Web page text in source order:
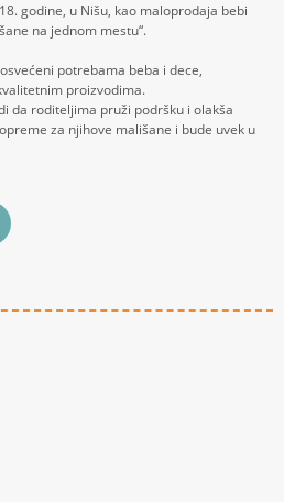
godine, u Nišu, kao maloprodaja bebi
na jednom mestu“.
potrebama beba i dece,
proizvodima.
da roditeljima pruži podršku i olakša
za njihove mališane i bude uvek u